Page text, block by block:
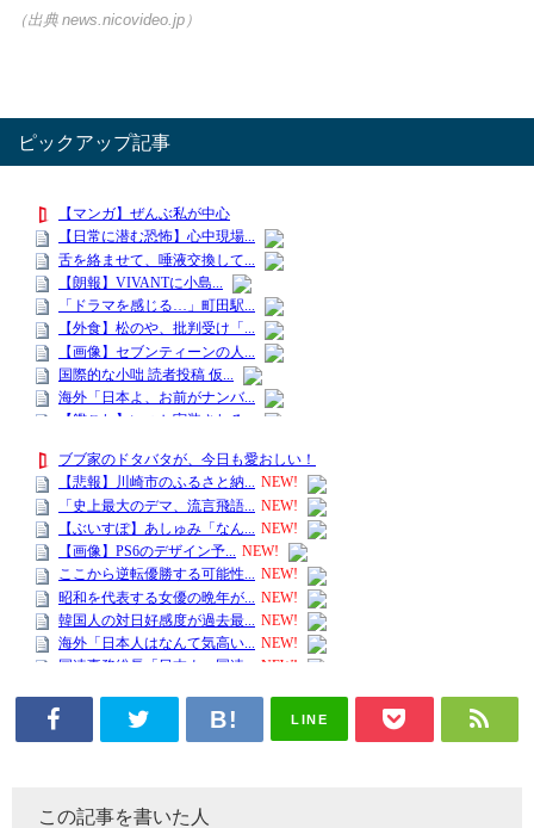
（出典 news.nicovideo.jp）
ピックアップ記事
LINE
この記事を書いた人